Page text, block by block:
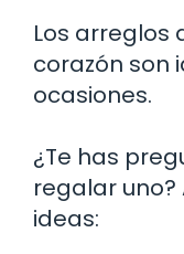
Los arreglos
corazón son
ocasiones.
¿Te has
regalar
ideas: